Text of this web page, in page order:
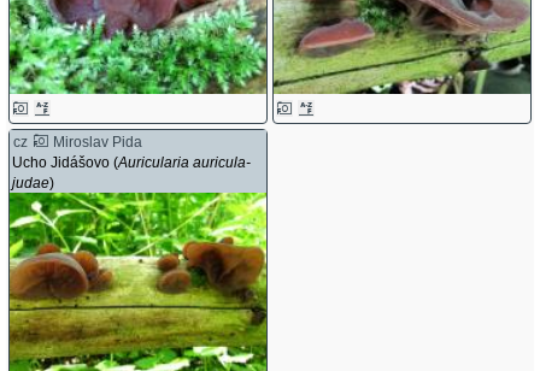
cz
Miroslav Pida
Ucho Jidášovo (Auricularia auricula-
judae)